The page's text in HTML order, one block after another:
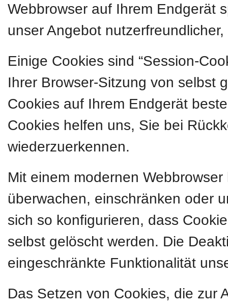
Webbrowser auf Ihrem Endgerät
unser Angebot
Einige Cookies sind “Session-
Ihrer Browser-Sitzung von selbst
Cookies auf Ihrem Endgerät
Cookies helfen uns, Sie bei
wiederzuerkennen.
Mit einem modernen
überwachen, einschränken oder
sich so konfigurieren, dass
selbst gelöscht werden. Die
eingeschränkte Funktionalität
Das Setzen von Cookies, die zur